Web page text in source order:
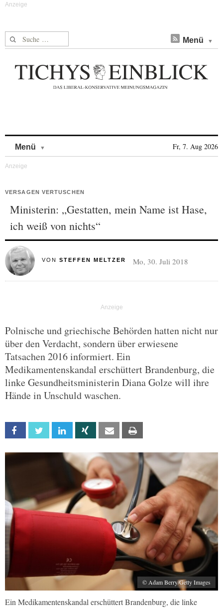
Suche nach: Menü
Menü Fr, 7. Aug 2026
VERSAGEN VERTUSCHEN
Ministerin: „Gestatten, mein Name ist Hase,
ich weiß von nichts“
VON STEFFEN MELTZER Mo, 30. Juli 2018
Polnische und griechische Behörden hatten nicht nur
über den Verdacht, sondern über erwiesene
Tatsachen 2016 informiert. Ein
Medikamentenskandal erschüttert Brandenburg, die
linke Gesundheitsministerin Diana Golze will ihre
Hände in Unschuld waschen.
Facebook Twitter Linkedin Xing Email
© Adam Berry/Getty Images
Ein Medikamentenskandal erschüttert Brandenburg, die linke